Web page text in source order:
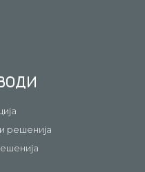
решенија